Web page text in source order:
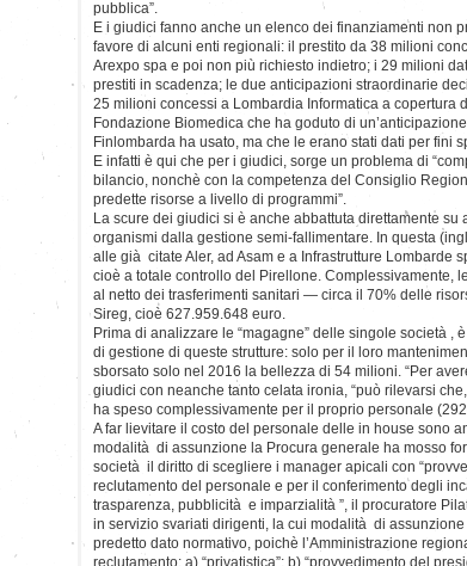
pubblica”.
E i giudici fanno anche un elenco dei finanziamenti non
favore di alcuni enti regionali: il prestito da 38 milioni
Arexpo spa e poi non più richiesto indietro; i 29 milioni
prestiti in scadenza; le due anticipazioni straordinarie
25 milioni concessi a Lombardia Informatica a copertura
Fondazione Biomedica che ha goduto di
Finlombarda ha usato, ma che le erano stati dati per fini
E infatti è qui che per i giudici, sorge un problema di
bilancio, nonchè con la competenza del Consiglio
predette risorse a livello di programmi”.
La scure dei giudici si è anche abbattuta direttamente
organismi dalla gestione semi-fallimentare. In questa
alle già citate Aler, ad Asam e a Infrastrutture Lombarde
cioè a totale controllo del Pirellone. Complessivamente,
al netto dei trasferimenti sanitari — circa il 70% delle
Sireg, cioè 627.959.648 euro.
Prima di analizzare le “magagne” delle singole società ,
di gestione di queste strutture: solo per il loro
sborsato solo nel 2016 la bellezza di 54 milioni. “Per
giudici con neanche tanto celata ironia, “può rilevarsi
ha speso complessivamente per il proprio personale
A far lievitare il costo del personale delle in house sono
modalità di assunzione la Procura generale ha mosso
società il diritto di scegliere i manager apicali con
reclutamento del personale e per il conferimento degli
trasparenza, pubblicità e imparzialità ”, il procuratore
in servizio svariati dirigenti, la cui modalità di
predetto dato normativo, poichè l’Amministrazione
reclutamento: a) “privatistica”; b) “provvedimento del